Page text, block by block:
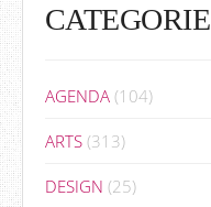
CATEGORIE
AGENDA (104)
ARTS (313)
DESIGN (25)